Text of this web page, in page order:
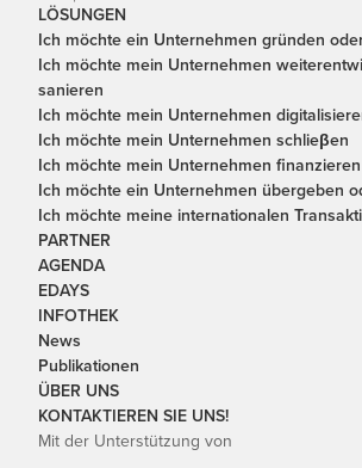
LÖSUNGEN
Ich möchte ein Unternehmen gründen
Ich möchte mein Unternehmen
sanieren
Ich möchte mein Unternehmen
Ich möchte mein Unternehmen schlieβen
Ich möchte mein Unternehmen finanzieren
Ich möchte ein Unternehmen übergeben
Ich möchte meine internationalen
PARTNER
AGENDA
EDAYS
INFOTHEK
News
Publikationen
ÜBER UNS
KONTAKTIEREN SIE UNS!
Mit der Unterstützung von